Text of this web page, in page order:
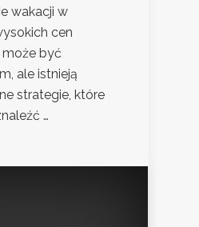
wakacji w
cen
być
ale istnieją
strategie, które
…